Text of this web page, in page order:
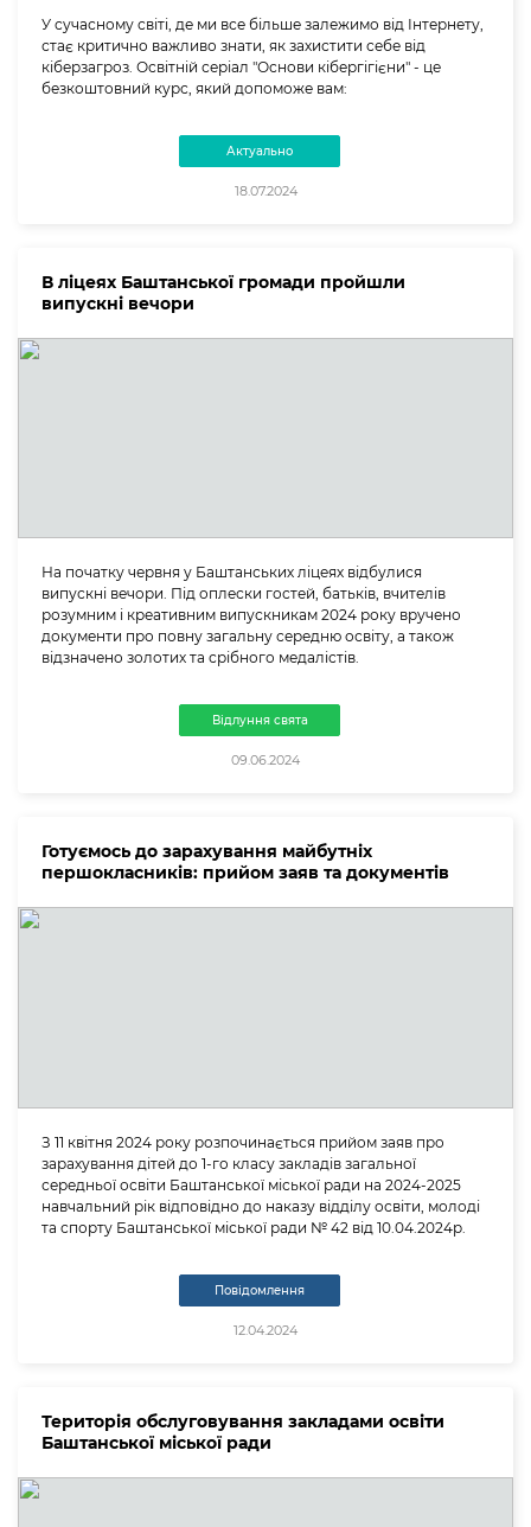
У сучасному світі, де ми все більше залежимо від Інтернету,
стає критично важливо знати, як захистити себе від
кіберзагроз. Освітній серіал "Основи кібергігієни" - це
безкоштовний курс, який допоможе вам:
Актуально
18.07.2024
В ліцеях Баштанської громади пройшли
випускні вечори
На початку червня у Баштанських ліцеях відбулися
випускні вечори. Під оплески гостей, батьків, вчителів
розумним і креативним випускникам 2024 року вручено
документи про повну загальну середню освіту, а також
відзначено золотих та срібного медалістів.
Відлуння свята
09.06.2024
Готуємось до зарахування майбутніх
першокласників: прийом заяв та документів
З 11 квітня 2024 року розпочинається прийом заяв про
зарахування дітей до 1-го класу закладів загальної
середньої освіти Баштанської міської ради на 2024-2025
навчальний рік відповідно до наказу відділу освіти, молоді
та спорту Баштанської міської ради № 42 від 10.04.2024р.
Повідомлення
12.04.2024
Територія обслуговування закладами освіти
Баштанської міської ради